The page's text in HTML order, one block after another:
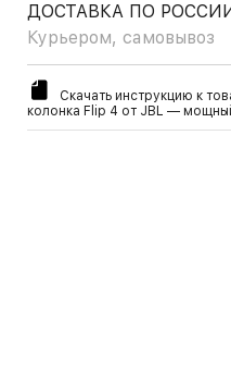
ДОСТАВКА ПО
Курьером, самовывоз
Скачать инструкцию к
колонка Flip 4 от JBL —